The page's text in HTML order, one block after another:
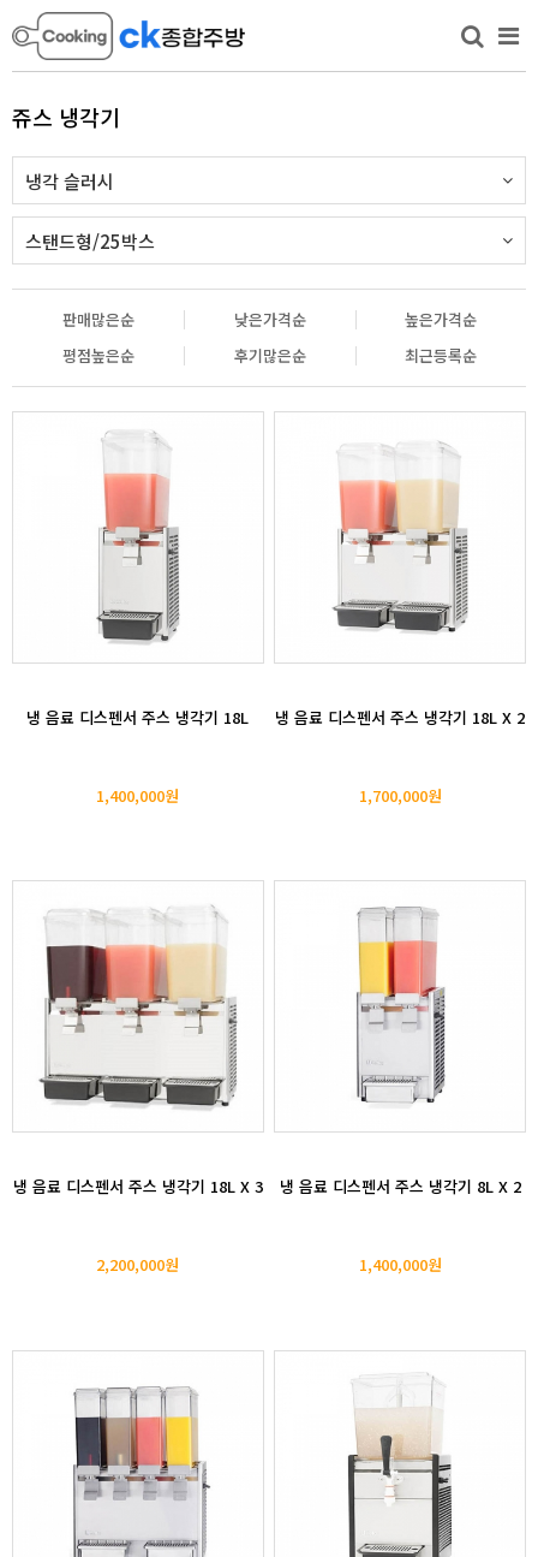
쥬스 냉각기
냉각 슬러시
스탠드형/25박스
판매많은순 낮은가격순
높은가격순
평점높은순
후기많은순 최근등록순
냉 음료 디스펜서 주스 냉각기 18L
1,400,000원
냉 음료 디스펜서 주스 냉각기 18L X 2
1,700,000원
냉 음료 디스펜서 주스 냉각기 18L X 3
2,200,000원
냉 음료 디스펜서 주스 냉각기 8L X 2
1,400,000원